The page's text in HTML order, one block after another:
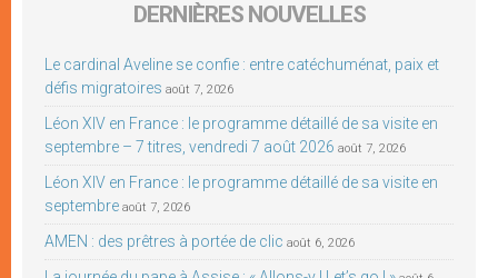
DERNIÈRES NOUVELLES
Le cardinal Aveline se confie : entre catéchuménat, paix et
défis migratoires août 7, 2026
Léon XIV en France : le programme détaillé de sa visite en
septembre – 7 titres, vendredi 7 août 2026 août 7, 2026
Léon XIV en France : le programme détaillé de sa visite en
septembre août 7, 2026
AMEN : des prêtres à portée de clic août 6, 2026